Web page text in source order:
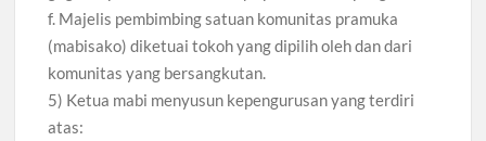
f. Majelis pembimbing satuan komunitas pramuka
(mabisako) diketuai tokoh yang dipilih oleh dan dari
komunitas yang bersangkutan.
5) Ketua mabi menyusun kepengurusan yang terdiri
atas: